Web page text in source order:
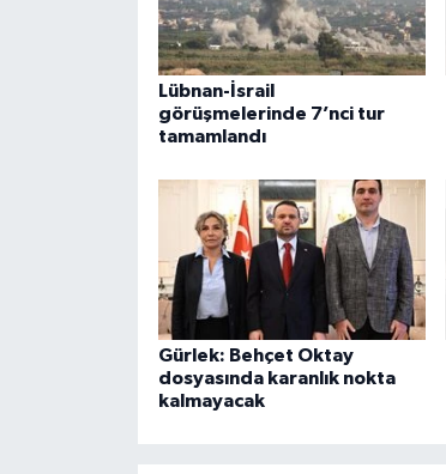
Lübnan-İsrail
görüşmelerinde 7’nci tur
tamamlandı
Gürlek: Behçet Oktay
dosyasında karanlık nokta
kalmayacak